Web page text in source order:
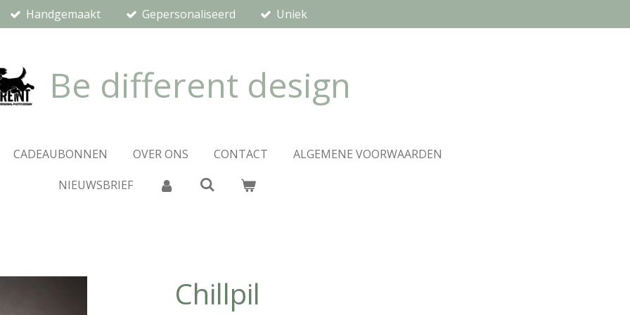
Handgemaakt Gepersonaliseerd Uniek
Be different design
CADEAUBONNEN OVER ONS CONTACT
ALGEMENE VOORWAARDEN
NIEUWSBRIEF
Chillpil